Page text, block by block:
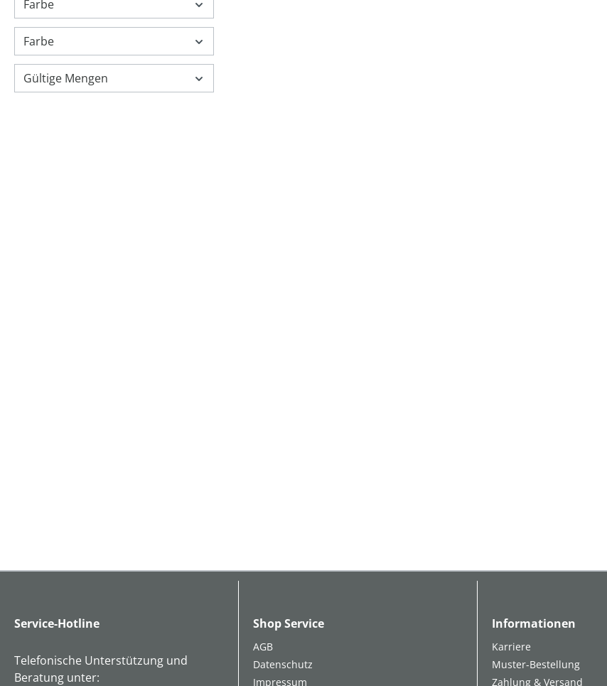
Farbe
Farbe
Gültige Mengen
Service-Hotline
Telefonische Unterstützung und
Beratung unter:
Shop Service
AGB
Datenschutz
Impressum
Informationen
Karriere
Muster-Bestellung
Zahlung & Versand